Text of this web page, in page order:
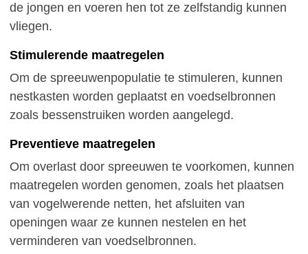
de jongen en voeren hen tot ze zelfstandig kunnen
vliegen.
Stimulerende maatregelen
Om de spreeuwenpopulatie te stimuleren, kunnen
nestkasten worden geplaatst en voedselbronnen
zoals bessenstruiken worden aangelegd.
Preventieve maatregelen
Om overlast door spreeuwen te voorkomen, kunnen
maatregelen worden genomen, zoals het plaatsen
van vogelwerende netten, het afsluiten van
openingen waar ze kunnen nestelen en het
verminderen van voedselbronnen.